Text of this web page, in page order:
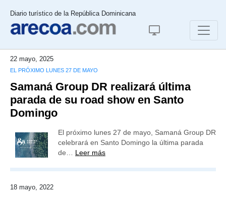
Diario turístico de la República Dominicana
22 mayo, 2025
EL PRÓXIMO LUNES 27 DE MAYO
Samaná Group DR realizará última
parada de su road show en Santo
Domingo
El próximo lunes 27 de mayo, Samaná Group DR
celebrará en Santo Domingo la última parada
de… Leer más
18 mayo, 2022